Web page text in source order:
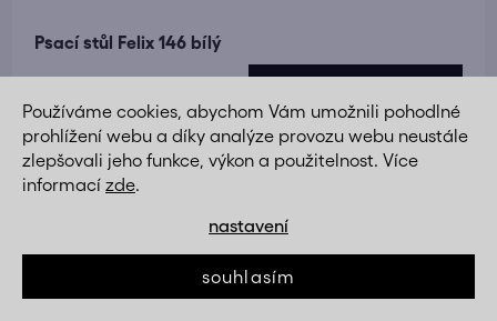
Používáme cookies, abychom Vám umožnili pohodlné
prohlížení webu a díky analýze provozu webu neustále
zlepšovali jeho funkce, výkon a použitelnost. Více
informací zde.
nastavení
souhlasím
Psací stůl Felix 146 bílý
Novinka